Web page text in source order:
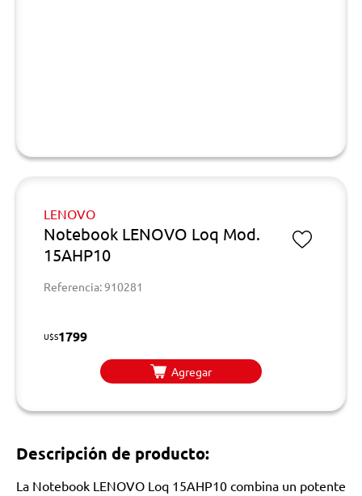
LENOVO
Notebook LENOVO Loq Mod.
15AHP10
Referencia: 910281
U$S1799
Agregar
Descripción de producto:
La Notebook LENOVO Loq 15AHP10 combina un potente